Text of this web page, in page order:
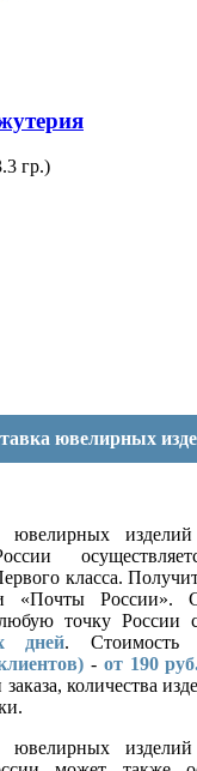
гр.)
ювелирных
ювелирных
класса.
«Почты России».
точку России
дней.
- от 190
количества
ювелирных